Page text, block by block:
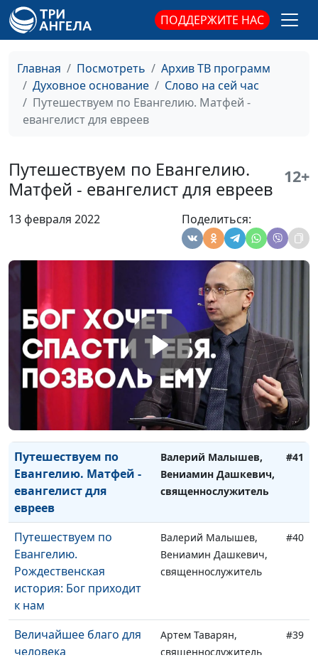
ПОДДЕРЖИТЕ НАС
Главная Посмотреть
Архив ТВ программ
Духовное основание
Слово на сей час
Путешествуем по Евангелию. Матфей -
евангелист для евреев
Путешествуем по Евангелию.
Матфей - евангелист для евреев
12+
13 февраля 2022 Поделиться:
свобода от греха
священнослужитель
Путешествуем по
жизнь по привычке
Валерий Малышев,
священнослужитель
#47
Путешествуем по
Евангелию.
Валерий Малышев,
Путешествуем по
Евангелию.
Соответствуем ли мы
Валерий Малышев,
Вениамин Дашкевич,
священнослужитель
#45
Путешествуем по
Вы в чудеса?
Валерий Малышев,
Вениамин Дашкевич,
священнослужитель
Путешествуем по
Евангелию. Лука о
Христе послужившем
Валерий Малышев,
Вениамин Дашкевич,
священнослужитель
Путешествуем по
Христа
Валерий Малышев,
Вениамин Дашкевич,
священнослужитель
#42
Путешествуем по
Евангелию. Матфей -
евангелист для
евреев
Валерий Малышев,
Вениамин Дашкевич,
священнослужитель
#41
Путешествуем по
Евангелию.
Рождественская
история: Бог приходит
к нам
Валерий Малышев,
Вениамин Дашкевич,
священнослужитель
#40
Величайшее благо для
человека
Артем Таварян,
священнослужитель
#39